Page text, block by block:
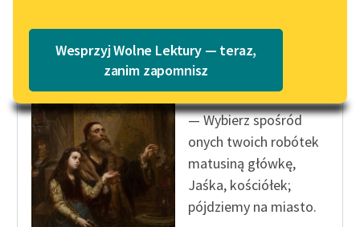
Lektury szkolne i klasyka
literatury do słuchania dla
uczennic i uczniów z
niepełnosprawnościami
E-kolekcja lektur
szkolnych i literatury do
słuchania dla uczennic i
uczniów z
Katalog w formacie PDF
Wesprzyj Wolne Lektury — teraz,
zanim zapomnisz
Antonina Domańska
Historia żółtej
ciżemki
— Wybierz spośród
onych twoich robótek
matusiną główkę,
Jaśka, kościółek;
pójdziemy na miasto.